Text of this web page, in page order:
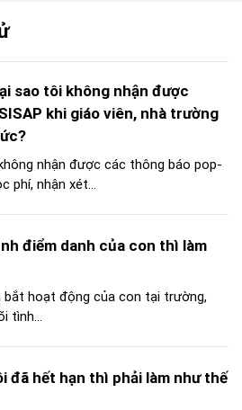
sao tôi không nhận được
khi giáo viên, nhà trường
nhận được các thông báo pop-
phí, nhận xét...
điểm danh của con thì làm
hoạt động của con tại trường,
tình...
đã hết hạn thì phải làm như thế